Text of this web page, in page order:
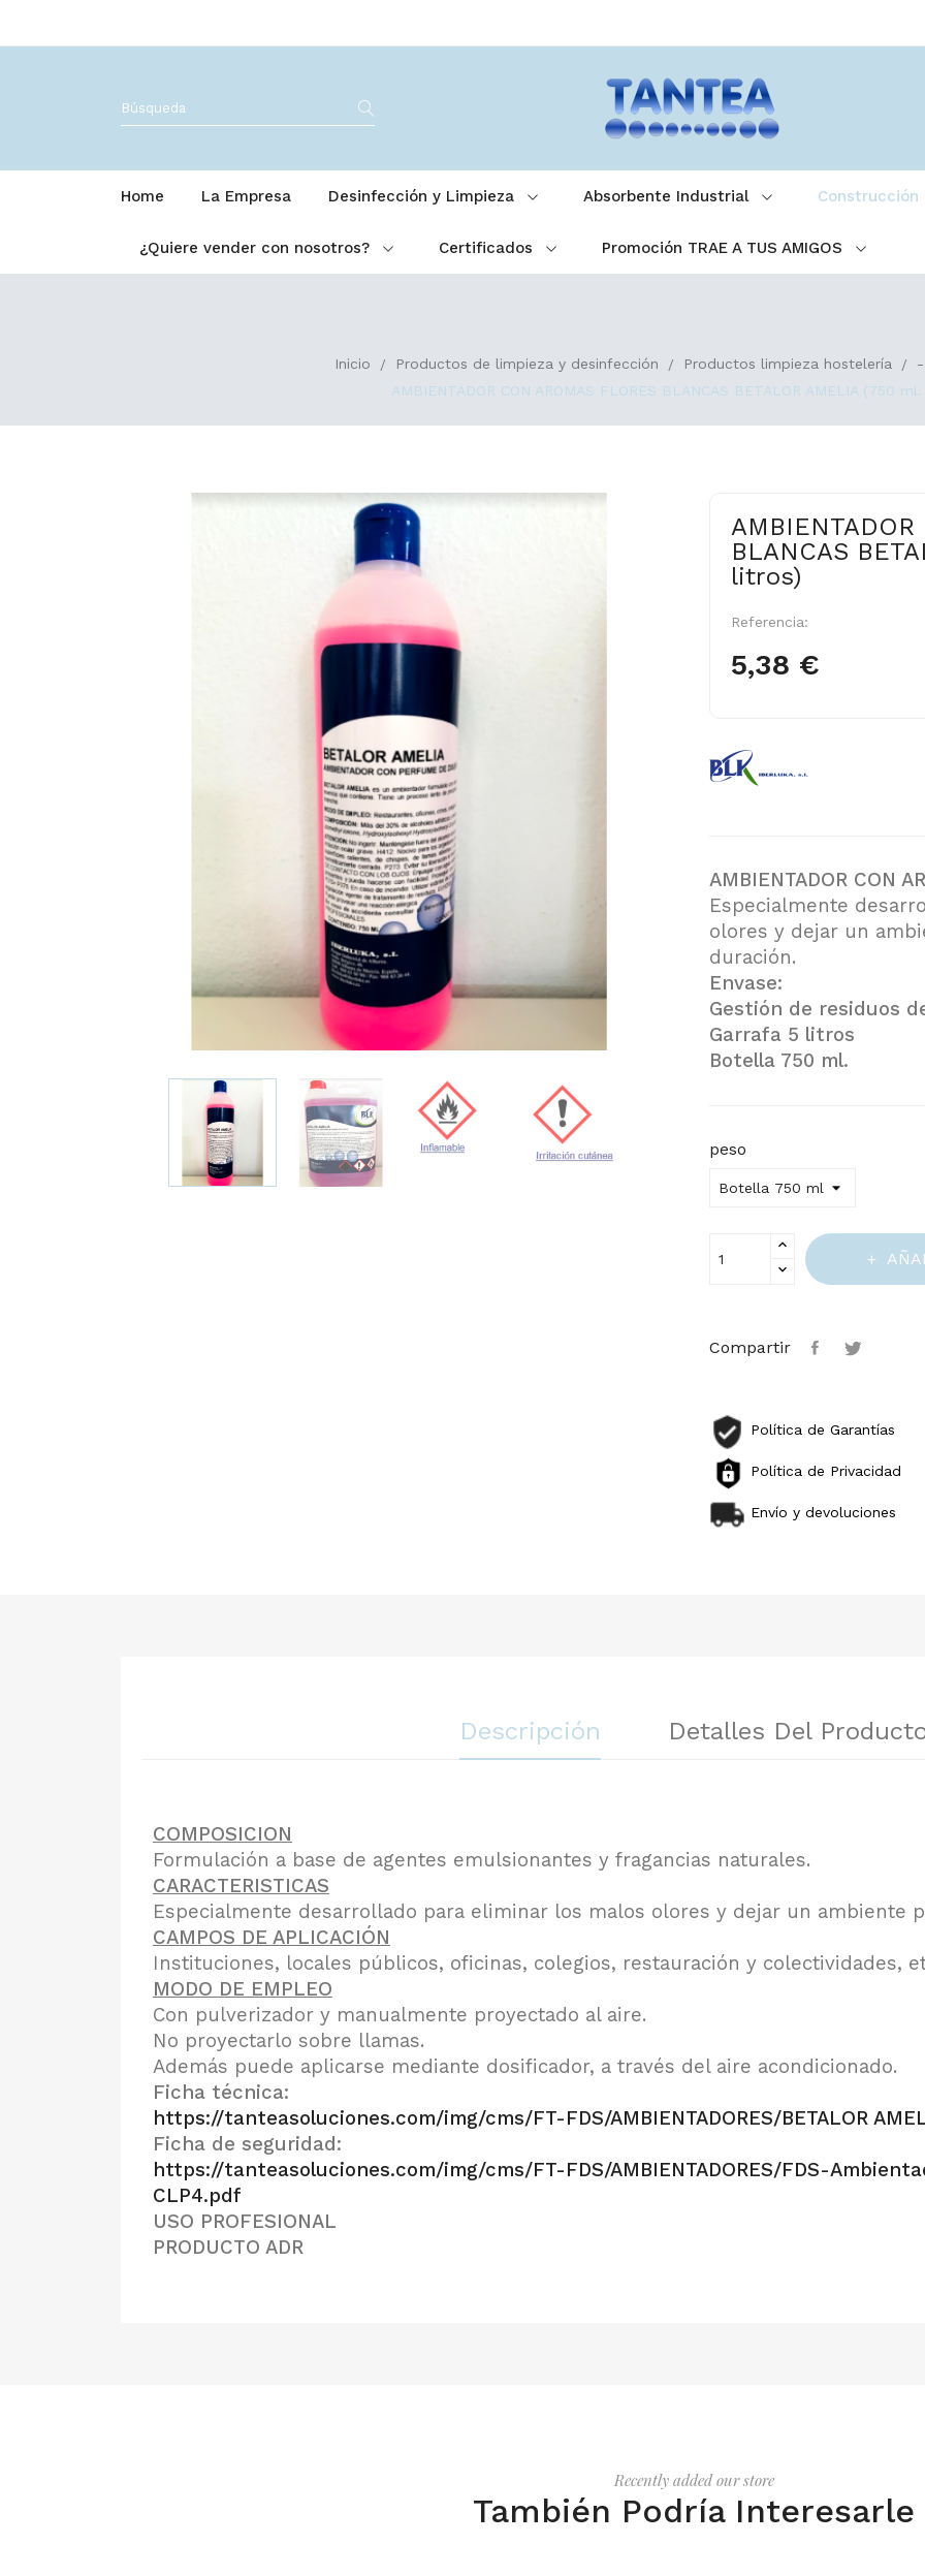
Home La Empresa Desinfección y Limpieza Absorbente Industrial Construcción
¿Quiere vender con nosotros? Certificados Promoción TRAE A TUS AMIGOS
Inicio Productos de limpieza y desinfección Productos limpieza hostelería
AMBIENTADOR CON AROMAS FLORES BLANCAS BETALOR AMELIA (750
AMBIENTADOR
BLANCAS
litros)
Referencia:
5,38 €
AMBIENTADOR CON
Especialmente
olores y dejar un
duración.
Envase:
Gestión de residuos
Garrafa 5 litros
Botella 750 ml.
peso
Compartir
Política de Garantías
Política de Privacidad
Envío y devoluciones
Descripción Detalles Del
COMPOSICION
Formulación a base de agentes emulsionantes y fragancias naturales.
CARACTERISTICAS
Especialmente desarrollado para eliminar los malos olores y dejar un ambiente
CAMPOS DE APLICACIÓN
Instituciones, locales públicos, oficinas, colegios, restauración y colectividades,
MODO DE EMPLEO
Con pulverizador y manualmente proyectado al aire.
No proyectarlo sobre llamas.
Además puede aplicarse mediante dosificador, a través del aire acondicionado.
Ficha técnica:
https://tanteasoluciones.com/img/cms/FT-FDS/AMBIENTADORES/BETALOR
Ficha de seguridad:
https://tanteasoluciones.com/img/cms/FT-FDS/AMBIENTADORES/FDS-
CLP4.pdf
USO PROFESIONAL
PRODUCTO ADR
Recently added our store
También Podría Interesarle